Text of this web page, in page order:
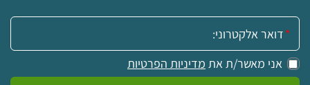
אימייל:
אני מאשר/ת את מדיניות הפרטיות